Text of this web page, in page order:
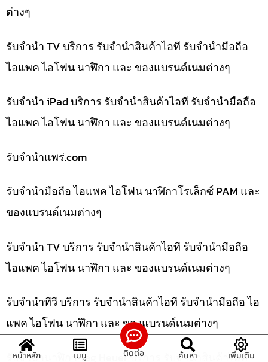
ต่างๆ
รับจำนำ TV บริการ รับจำนำสินค้าไอที รับจำนำมือถือ
ไอแพค ไอโฟน นาฬิกา และ ของแบรนด์เนมต่างๆ
รับจำนำ iPad บริการ รับจำนำสินค้าไอที รับจำนำมือถือ
ไอแพค ไอโฟน นาฬิกา และ ของแบรนด์เนมต่างๆ
รับจํานําแพร่.com
รับจำนำมือถือ ไอแพค ไอโฟน นาฬิกาโรเล็กซ์ PAM และ
ของแบรนด์เนมต่างๆ
รับจำนำ TV บริการ รับจำนำสินค้าไอที รับจำนำมือถือ
ไอแพค ไอโฟน นาฬิกา และ ของแบรนด์เนมต่างๆ
รับจำนำทีวี บริการ รับจำนำสินค้าไอที รับจำนำมือถือ ไอ
แพค ไอโฟน นาฬิกา และ ของแบรนด์เนมต่างๆ
รับจำนำนาฬิกา Tag Heuer บริการ รับจำนำสินค้าไอที
หน้าหลัก เมนู ติดต่อ ค้นหา เพิ่มเติม